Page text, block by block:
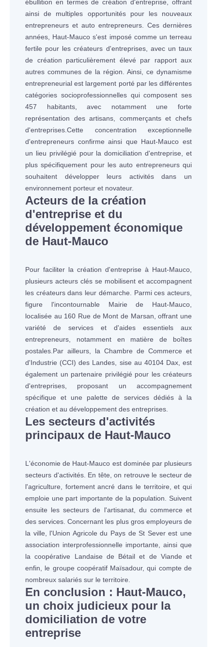
ébullition en termes de création d'entreprise, offrant
ainsi de multiples opportunités pour les nouveaux
entrepreneurs et auto entrepreneurs. Ces dernières
années, Haut-Mauco s'est imposé comme un terreau
fertile pour les créateurs d'entreprises, avec un taux
de création particulièrement élevé par rapport aux
autres communes de la région. Ainsi, ce dynamisme
entrepreneurial est largement porté par les différentes
catégories socioprofessionnelles qui composent ses
457 habitants, avec notamment une forte
représentation des artisans, commerçants et chefs
d'entreprises.Cette concentration exceptionnelle
d'entrepreneurs confirme ainsi que Haut-Mauco est
un lieu privilégié pour la domiciliation d'entreprise, et
plus spécifiquement pour les auto entrepreneurs qui
souhaitent développer leurs activités dans un
environnement porteur et novateur.
Acteurs de la création
d'entreprise et du
développement économique
de Haut-Mauco
Pour faciliter la création d'entreprise à Haut-Mauco,
plusieurs acteurs clés se mobilisent et accompagnent
les créateurs dans leur démarche. Parmi ces acteurs,
figure l'incontournable Mairie de Haut-Mauco,
localisée au 160 Rue de Mont de Marsan, offrant une
variété de services et d'aides essentiels aux
entrepreneurs, notamment en matière de boîtes
postales.Par ailleurs, la Chambre de Commerce et
d'Industrie (CCI) des Landes, sise au 40104 Dax, est
également un partenaire privilégié pour les créateurs
d'entreprises, proposant un accompagnement
spécifique et une palette de services dédiés à la
création et au développement des entreprises.
Les secteurs d'activités
principaux de Haut-Mauco
L'économie de Haut-Mauco est dominée par plusieurs
secteurs d'activités. En tête, on retrouve le secteur de
l'agriculture, fortement ancré dans le territoire, et qui
emploie une part importante de la population. Suivent
ensuite les secteurs de l'artisanat, du commerce et
des services. Concernant les plus gros employeurs de
la ville, l'Union Agricole du Pays de St Sever est une
association interprofessionnelle importante, ainsi que
la coopérative Landaise de Bétail et de Viande et
enfin, le groupe coopératif Maïsadour, qui compte de
nombreux salariés sur le territoire.
En conclusion : Haut-Mauco,
un choix judicieux pour la
domiciliation de votre
entreprise